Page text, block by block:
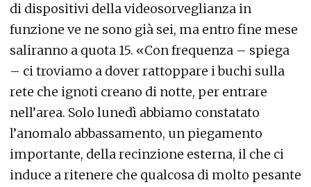
di dispositivi della videosorveglianza in
funzione ve ne sono già sei, ma entro fine mese
saliranno a quota 15. «Con frequenza – spiega
– ci troviamo a dover rattoppare i buchi sulla
rete che ignoti creano di notte, per entrare
nell’area. Solo lunedì abbiamo constatato
l’anomalo abbassamento, un piegamento
importante, della recinzione esterna, il che ci
induce a ritenere che qualcosa di molto pesante